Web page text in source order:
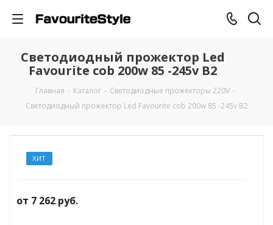
Светодиодный прожектор Led
Favourite cob 200w 85 -245v В2
Главная - Каталог - Светодиодные прожекторы 220V -
Светодиодный прожектор Led Favourite cob 200w 85 -245v В2
ХИТ
от 7 262 руб.